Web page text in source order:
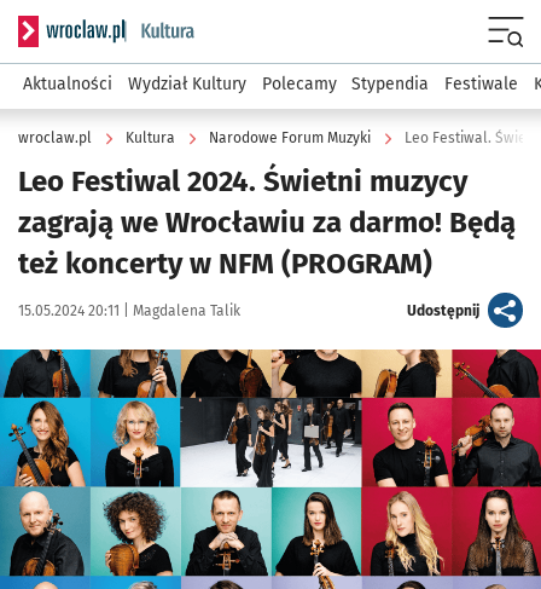
Serwis informacyjny wroclaw.pl podserwis: Kultura
Aktualności Wydział Kultury Polecamy Stypendia Festiwale
wroclaw.pl Kultura Narodowe Forum Muzyki Leo Festiwal.
Leo Festiwal 2024. Świetni muzycy
zagrają we Wrocławiu za darmo! Będą
też koncerty w NFM (PROGRAM)
Data publikacji:
15.05.2024 20:11 | Autor:
Magdalena Talik Udostępnijartykuł
Kliknij, aby powiększyć